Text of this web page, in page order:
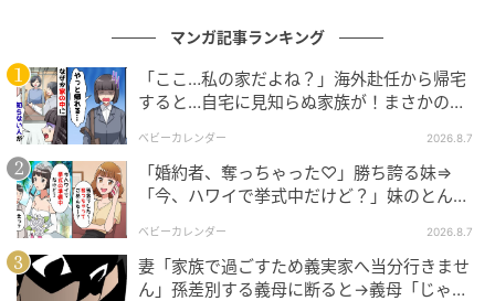
エキサイトニュース
マンガ記事ランキング
「ここ…私の家だよね？」海外赴任から帰宅
すると…自宅に見知らぬ家族が！まさかの真
ベビーカレンダー 2026.8.7
「婚約者、奪っちゃった♡」勝ち誇る妹⇒
「今、ハワイで挙式中だけど？」妹のとんで
ベビーカレンダー 2026.8.7
妻「家族で過ごすため義実家へ当分行きませ
ん」孫差別する義母に断ると→義母「じゃ